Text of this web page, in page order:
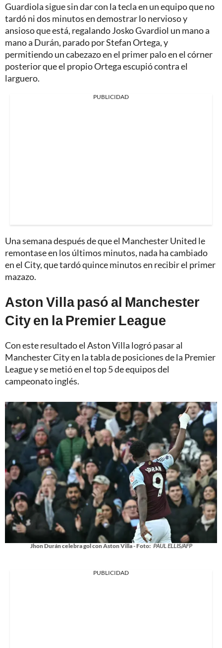
Guardiola sigue sin dar con la tecla en un equipo que no
tardó ni dos minutos en demostrar lo nervioso y
ansioso que está, regalando Josko Gvardiol un mano a
mano a Durán, parado por Stefan Ortega, y
permitiendo un cabezazo en el primer palo en el córner
posterior que el propio Ortega escupió contra el
larguero.
PUBLICIDAD
Una semana después de que el Manchester United le
remontase en los últimos minutos, nada ha cambiado
en el City, que tardó quince minutos en recibir el primer
mazazo.
Aston Villa pasó al Manchester
City en la Premier League
Con este resultado el Aston Villa logró pasar al
Manchester City en la tabla de posiciones de la Premier
League y se metió en el top 5 de equipos del
campeonato inglés.
Jhon Durán celebra gol con Aston Villa - Foto: PAUL ELLIS/AFP
PUBLICIDAD